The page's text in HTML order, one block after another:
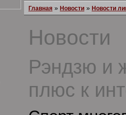
Главная » Новости » Новости
Новости
Рэндзю и
плюс к